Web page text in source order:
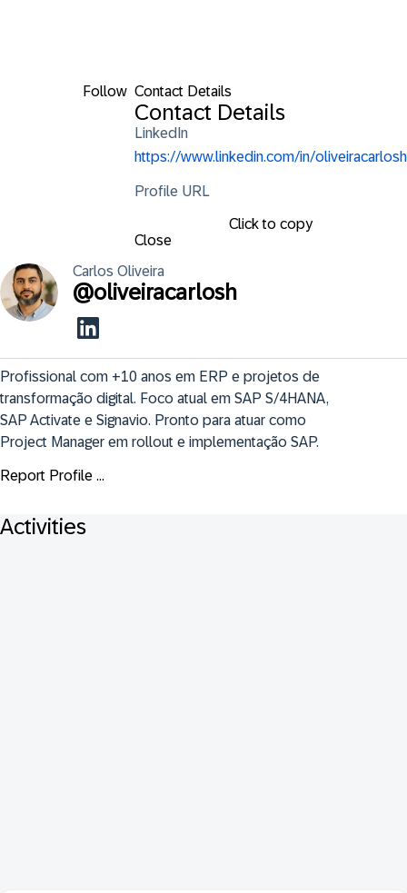
Follow Contact Details
Contact Details
LinkedIn
https://www.linkedin.com/in/oliveiracarlosh
Profile URL
Click to copy
Close
Carlos Oliveira
@oliveiracarlosh
Profissional com +10 anos em ERP e projetos de
transformação digital. Foco atual em SAP S/4HANA,
SAP Activate e Signavio. Pronto para atuar como
Project Manager em rollout e implementação SAP.
Report Profile ...
Activities